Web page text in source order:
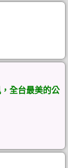
全台最美的公